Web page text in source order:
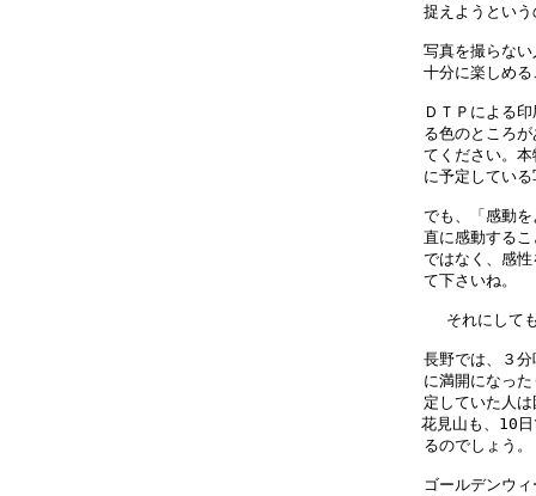
捉えようと
写真を撮らな
十分に楽し
ＤＴＰによる
る色のところ
てください。
に予定してい
でも、「感動
直に感動する
ではなく、感
て
それにして
長野では、３
に満開になっ
定していた人
花見山も、10
るの
ゴールデンウ